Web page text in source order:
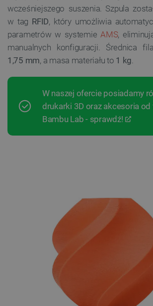
wcześniejszego suszenia. Szpula
w tag RFID, który umożliwia
parametrów w systemieAMS,
manualnych konfiguracji. Średnica
1,75 mm, a masa materiału to 1 kg.
W naszej ofercie posiadamy
drukarki 3D oraz akcesoria
Bambu Lab - sprawdź!